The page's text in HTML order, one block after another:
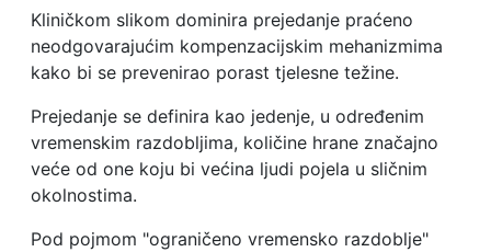
Kliničkom slikom dominira prejedanje praćeno
neodgovarajućim kompenzacijskim mehanizmima
kako bi se prevenirao porast tjelesne težine.
Prejedanje se definira kao jedenje, u određenim
vremenskim razdobljima, količine hrane značajno
veće od one koju bi većina ljudi pojela u sličnim
okolnostima.
Pod pojmom "ograničeno vremensko razdoblje"